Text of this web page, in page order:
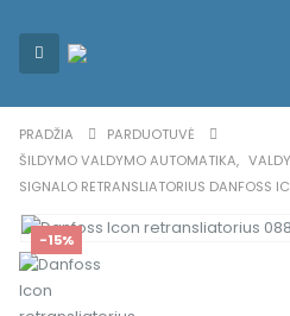
PRADŽIA
PARDUOTUVĖ
ŠILDYMO VALDYMO AUTOMATIKA,
SIGNALO RETRANSLIATORIUS DANFOSS
-15%